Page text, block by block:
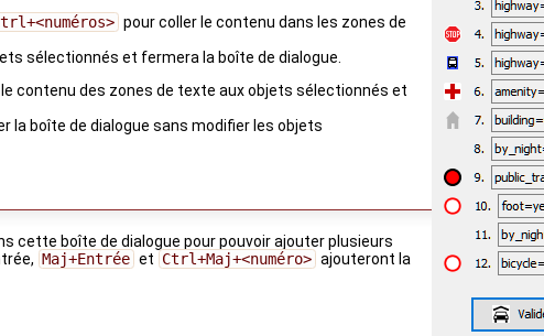
pour coller le contenu dans les zones de
sélectionnés et fermera la boîte de dialogue.
contenu des zones de texte aux objets sélectionnés et
la boîte de dialogue sans modifier les objets
cette boîte de dialogue pour pouvoir ajouter plusieurs
Maj+Entrée et Ctrl+Maj+<numéro> ajouteront la